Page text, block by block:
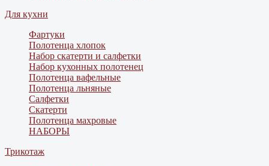
Для кухни
Фартуки
Полотенца хлопок
Набор скатерти и салфетки
Набор кухонных полотенец
Полотенца вафельные
Полотенца льняные
Салфетки
Скатерти
Полотенца махровые
НАБОРЫ
Трикотаж